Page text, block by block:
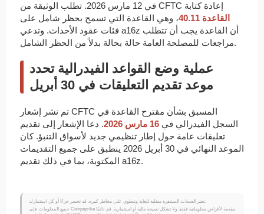
في 12 مارس 2026. تطلب الوثيقة من CFTC إعادة كتابة
القاعدة 40.11
، وهي القاعدة التي تسمح بحظر شامل على
فئات عقود الأحداث. وتدعي a16z أن القاعدة يجب أن تتطلب
مراجعات للمصلحة العامة حالة بحالة بدلاً من الحظر الشامل.
عملية وضع القواعد الفيدرالية تحدد
موعد تقديم التعليقات في 30 أبريل
تم نشر إشعار CFTC المسبق بشأن مقترح القاعدة في
السجل الفيدرالي في 16 مارس 2026
. دعا الإشعار إلى تقديم
تعليقات عامة حول إطار تنظيمي جديد لأسواق التنبؤ. كان
الموعد النهائي في 30 أبريل 2026 ينطبق على جميع التقديمات
المكتوبة، بما في ذلك تقديم a16z.
تعتبر العملات المشفرة متقلبة للغاية وتنطوي على مخاطر كبيرة. قد تخسر جزءًا أو كل استثمارك.
جميع المعلومات على Coinpaprika مقدمة لأغراض معلوماتية فقط ولا تشكل نصيحة مالية أو استثمارية. قم دائمًا